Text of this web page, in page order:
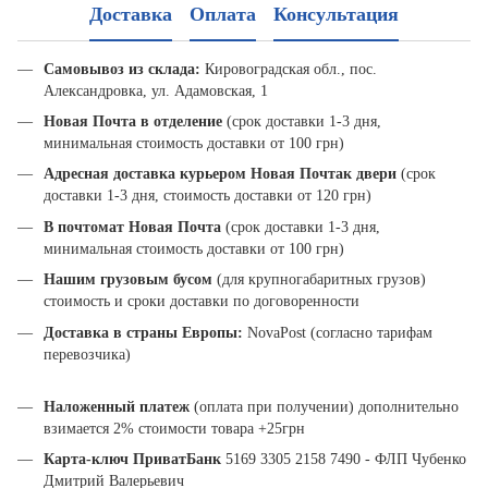
Доставка Оплата Консультация
Самовывоз из склада: Кировоградская обл., пос.
Александровка, ул. Адамовская, 1
Новая Почта в отделение (срок доставки 1-3 дня,
минимальная стоимость доставки от 100 грн)
Адресная доставка курьером Новая Почтак двери (срок
доставки 1-3 дня, стоимость доставки от 120 грн)
В почтомат Новая Почта (срок доставки 1-3 дня,
минимальная стоимость доставки от 100 грн)
Нашим грузовым бусом (для крупногабаритных грузов)
стоимость и сроки доставки по договоренности
Доставка в страны Европы: NovaPost (согласно тарифам
перевозчика)
Наложенный платеж (оплата при получении) дополнительно
взимается 2% стоимости товара +25грн
Карта-ключ ПриватБанк 5169 3305 2158 7490 - ФЛП Чубенко
Дмитрий Валерьевич